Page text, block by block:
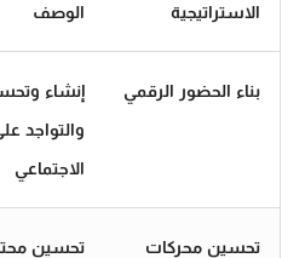
الاستراتيجية الوصف
بناء الحضور الرقمي
إنشاء
والتواجد
الاجتماعي
تحسين محركات
تحسين